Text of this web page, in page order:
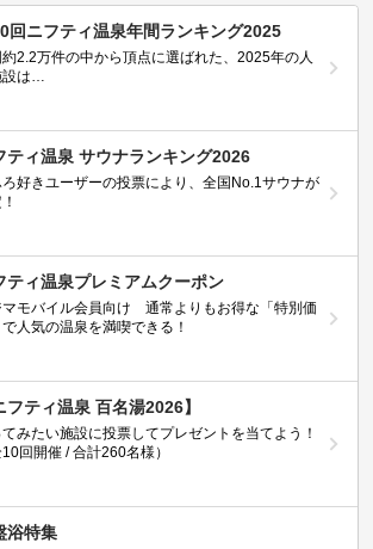
回ニフティ温泉年間ランキング2025
2.2万件の中から頂点に選ばれた、2025年の人
設は…
ティ温泉 サウナランキング2026
ろ好きユーザーの投票により、全国No.1サウナが
ティ温泉プレミアムクーポン
マモバイル会員向け 通常よりもお得な「特別価
人気の温泉を満喫できる！
フティ温泉 百名湯2026】
みたい施設に投票してプレゼントを当てよう！
10回開催 / 合計260名様）
浴特集